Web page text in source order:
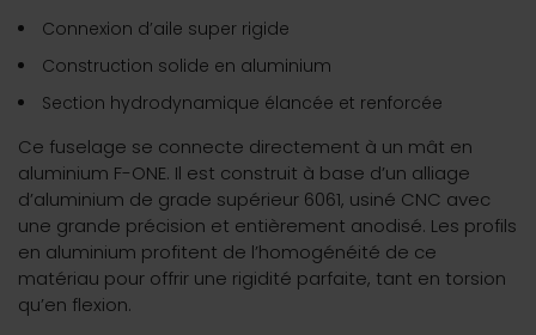
Connexion d’aile super rigide
Construction solide en aluminium
Section hydrodynamique élancée et renforcée
Ce fuselage se connecte directement à un mât en
aluminium F-ONE. Il est construit à base d’un alliage
d’aluminium de grade supérieur 6061, usiné CNC avec
une grande précision et entièrement anodisé. Les profils
en aluminium profitent de l’homogénéité de ce
matériau pour offrir une rigidité parfaite, tant en torsion
qu’en flexion.